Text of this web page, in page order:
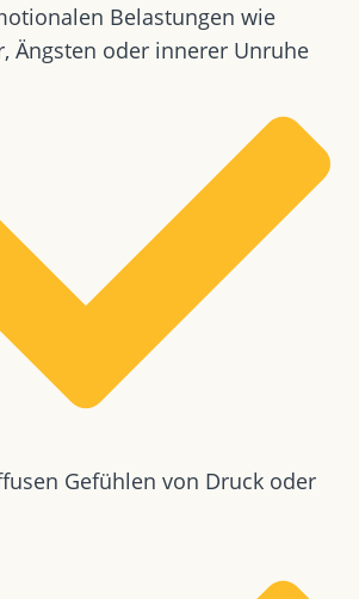
Belastungen wie
Ängsten oder innerer Unruhe
Gefühlen von Druck oder